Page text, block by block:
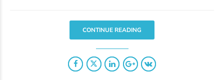
CONTINUE READING